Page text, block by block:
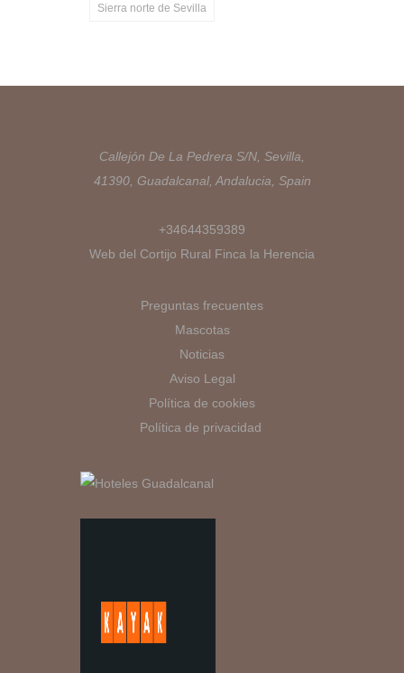
Sierra norte de Sevilla
Callejón De La Pedrera S/N, Sevilla,
41390, Guadalcanal, Andalucia, Spain
+34644359389
Web del Cortijo Rural Finca la Herencia
Preguntas frecuentes
Mascotas
Noticias
Aviso Legal
Política de cookies
Política de privacidad